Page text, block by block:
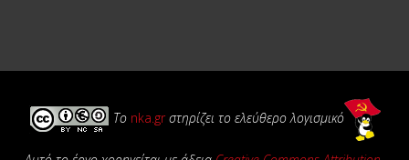
Το nka.gr στηρίζει το ελεύθερο λογισμικό